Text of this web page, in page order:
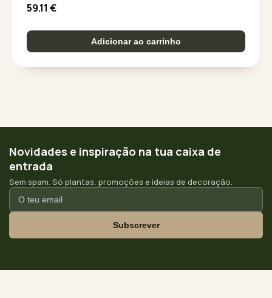
59.11 €
Adicionar ao carrinho
Novidades e inspiração na tua caixa de
entrada
Sem spam. Só plantas, promoções e ideias de decoração.
Subscrever